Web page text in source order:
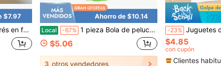
$7.97
para alivio del estrés. ASMR sensorial antiestrés.
Ahorro de $10.14
Local -67% 1 pieza Bola de peluche con textura ondulada Schylling, juguete antiestrés con tacto suave y espinoso, bola sensorial con patrón ondulado, adecuada para niños y adultos, perfecta para vacaciones de verano NEE
$5.06
3 otros vendedores
-23% Juguetes de clasificación de madera para niños de 3+ años, bloques de
$4.85
con cupón
Clientes